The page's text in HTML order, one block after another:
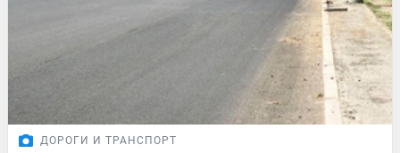
ДОРОГИ И ТРАНСПОРТ